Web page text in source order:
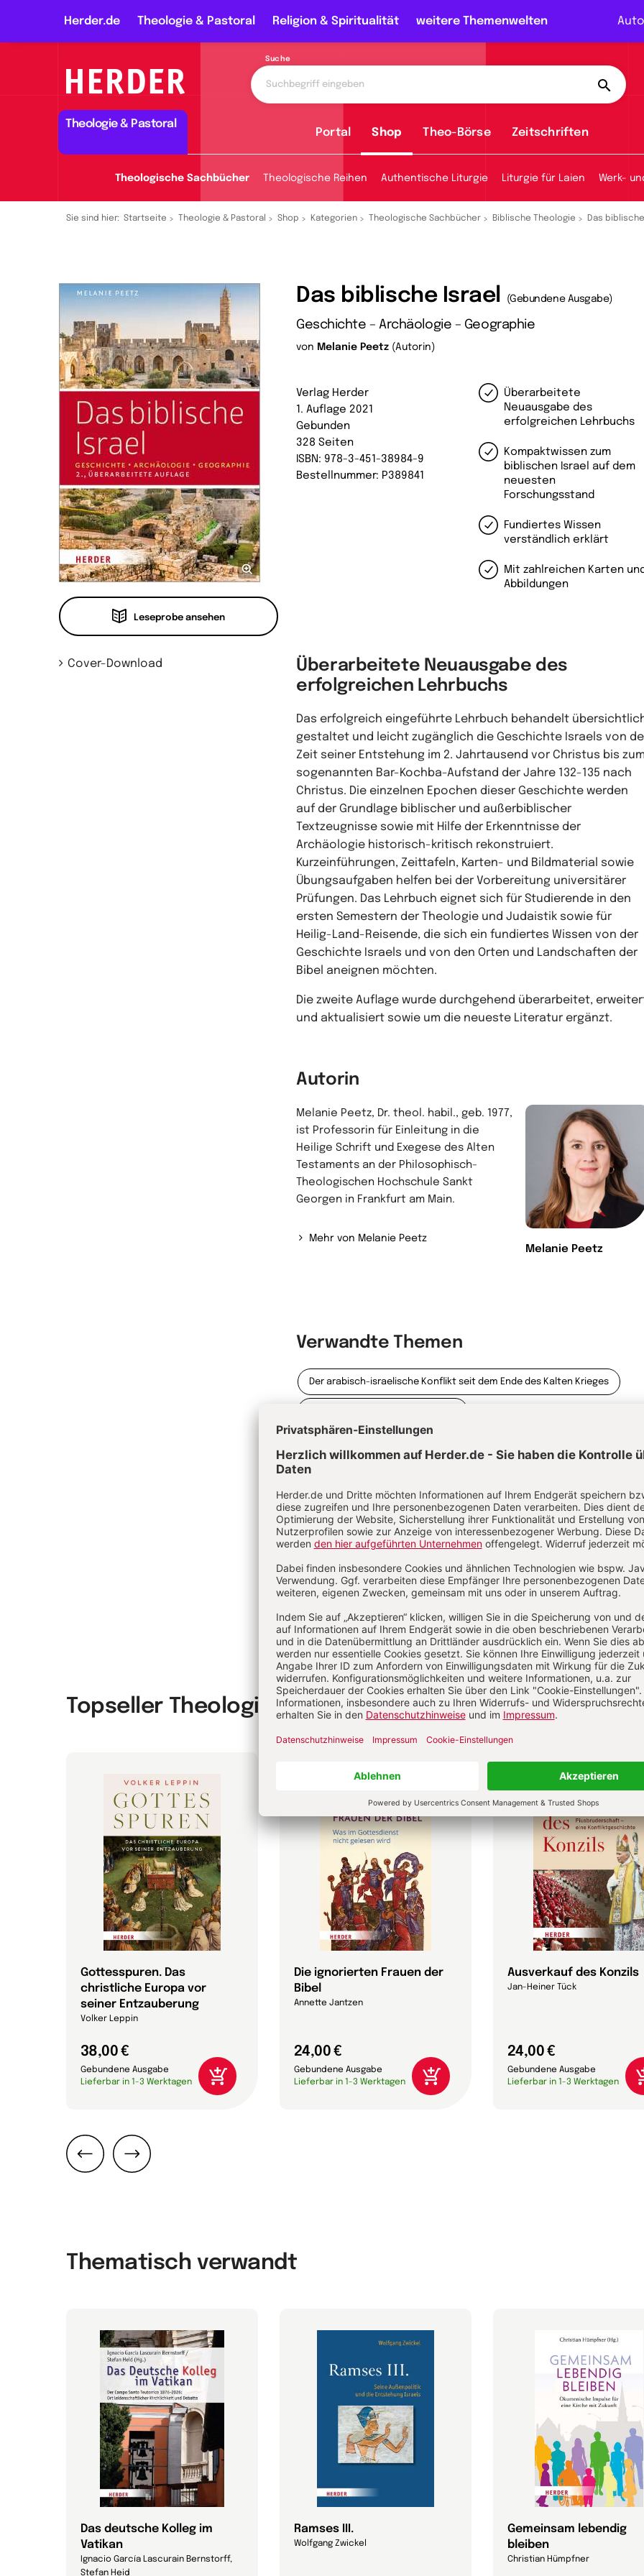
Herder.de Theologie & Pastoral Religion & Spiritualität weitere Themenwelten
Suche
Theologie & Pastoral
Portal Shop Theo-Börse Zeitschriften
Theologische Sachbücher Theologische Reihen Authentische Liturgie Liturgie für Laien Werk-
Sie sind hier: Startseite Theologie & Pastoral Shop Kategorien Theologische Sachbücher Biblische Theologie Das
Leseprobe ansehen
Cover-Download
Das biblische Israel (Gebundene Ausgabe)
Geschichte – Archäologie – Geographie
von Melanie Peetz (Autorin)
Überarbeitete
Neuausgabe des
erfolgreichen Lehrbuchs
Kompaktwissen zum
biblischen Israel auf dem
neuesten
Forschungsstand
Fundiertes Wissen
verständlich erklärt
Mit zahlreichen Karten
Abbildungen
Verlag Herder
1. Auflage 2021
Gebunden
328 Seiten
ISBN: 978-3-451-38984-9
Bestellnummer: P389841
Überarbeitete Neuausgabe des
erfolgreichen Lehrbuchs
Das erfolgreich eingeführte Lehrbuch behandelt
gestaltet und leicht zugänglich die Geschichte Israels von
Zeit seiner Entstehung im 2. Jahrtausend vor Christus bis
sogenannten Bar-Kochba-Aufstand der Jahre 132-135 nach
Christus. Die einzelnen Epochen dieser Geschichte werden
auf der Grundlage biblischer und außerbiblischer
Textzeugnisse sowie mit Hilfe der Erkenntnisse der
Archäologie historisch-kritisch rekonstruiert.
Kurzeinführungen, Zeittafeln, Karten- und Bildmaterial sowie
Übungsaufgaben helfen bei der Vorbereitung universitärer
Prüfungen. Das Lehrbuch eignet sich für Studierende in den
ersten Semestern der Theologie und Judaistik sowie für
Heilig-Land-Reisende, die sich ein fundiertes Wissen von der
Geschichte Israels und von den Orten und Landschaften der
Bibel aneignen möchten.
Die zweite Auflage wurde durchgehend überarbeitet,
und aktualisiert sowie um die neueste Literatur ergänzt.
Autorin
Melanie Peetz
Melanie Peetz, Dr. theol. habil., geb. 1977,
ist Professorin für Einleitung in die
Heilige Schrift und Exegese des Alten
Testaments an der Philosophisch-
Theologischen Hochschule Sankt
Georgen in Frankfurt am Main.
Mehr von Melanie Peetz
Verwandte Themen
Der arabisch-israelische Konflikt seit dem Ende des Kalten Krieges
Die Bibel - Altes und Neues Testament
Die Herder-Übersetzung der Bibel Israel: Wanderndes Gottesvolk
Bibelverse Versuchung
Topseller Theologie & Pastoral
Gottesspuren. Das
christliche Europa vor
seiner Entzauberung
Volker Leppin
38,00 €
Gebundene Ausgabe
Lieferbar in 1-3 Werktagen
Die ignorierten Frauen der
Bibel
Annette Jantzen
24,00 €
Gebundene Ausgabe
Lieferbar in 1-3 Werktagen
Ausverkauf des Konzils
Jan-Heiner Tück
24,00 €
Gebundene Ausgabe
Lieferbar in 1-3 Werktagen
Thematisch verwandt
Das deutsche Kolleg im
Vatikan
Ignacio García Lascurain Bernstorff,
Stefan Heid
Ramses III.
Wolfgang Zwickel
Gemeinsam lebendig
bleiben
Christian Hümpfner